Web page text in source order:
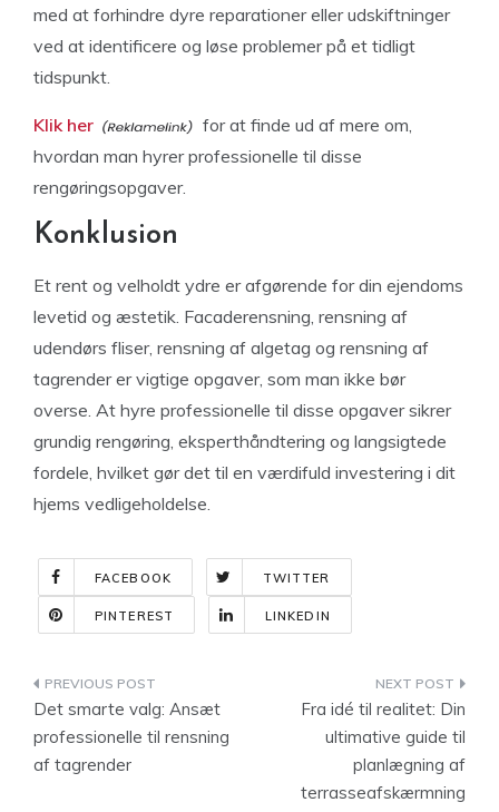
med at forhindre dyre reparationer eller udskiftninger
ved at identificere og løse problemer på et tidligt
tidspunkt.
Klik her
for at finde ud af mere om,
hvordan man hyrer professionelle til disse
rengøringsopgaver.
Konklusion
Et rent og velholdt ydre er afgørende for din ejendoms
levetid og æstetik. Facaderensning, rensning af
udendørs fliser, rensning af algetag og rensning af
tagrender er vigtige opgaver, som man ikke bør
overse. At hyre professionelle til disse opgaver sikrer
grundig rengøring, eksperthåndtering og langsigtede
fordele, hvilket gør det til en værdifuld investering i dit
hjems vedligeholdelse.
FACEBOOK TWITTER
PINTEREST LINKEDIN
Indlægsnavigation
Det smarte valg: Ansæt
professionelle til rensning
af tagrender
Fra idé til realitet: Din
ultimative guide til
planlægning af
terrasseafskærmning